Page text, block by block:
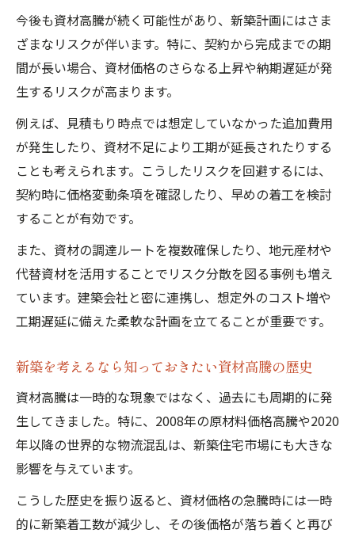
今後も資材高騰が続く可能性があり、新築計画にはさま
ざまなリスクが伴います。特に、契約から完成までの期
間が長い場合、資材価格のさらなる上昇や納期遅延が発
生するリスクが高まります。
例えば、見積もり時点では想定していなかった追加費用
が発生したり、資材不足により工期が延長されたりする
ことも考えられます。こうしたリスクを回避するには、
契約時に価格変動条項を確認したり、早めの着工を検討
することが有効です。
また、資材の調達ルートを複数確保したり、地元産材や
代替資材を活用することでリスク分散を図る事例も増え
ています。建築会社と密に連携し、想定外のコスト増や
工期遅延に備えた柔軟な計画を立てることが重要です。
新築を考えるなら知っておきたい資材高騰の歴史
資材高騰は一時的な現象ではなく、過去にも周期的に発
生してきました。特に、2008年の原材料価格高騰や2020
年以降の世界的な物流混乱は、新築住宅市場にも大きな
影響を与えています。
こうした歴史を振り返ると、資材価格の急騰時には一時
的に新築着工数が減少し、その後価格が落ち着くと再び